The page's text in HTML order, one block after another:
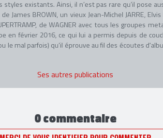
existants. Ainsi, il n’est pas rare qu’il pose
James BROWN, un vieux Jean-Michel JARRE, Elvis
de WAGNER avec tous les groupes
en février 2016, ce qui lui a permis depuis de
le mal parfois) qu’il éprouve au fil des écoutes
Ses autres publications
0 commentaire